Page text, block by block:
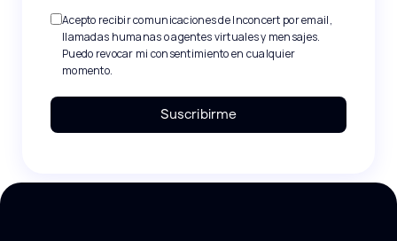
Acepto recibir comunicaciones de Inconcert por email,
llamadas humanas o agentes virtuales y mensajes.
Puedo revocar mi consentimiento en cualquier
momento.
Suscribirme